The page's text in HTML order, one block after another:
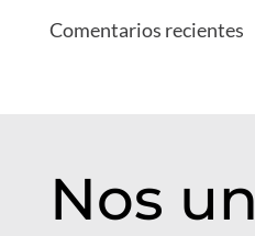
Comentarios recientes
Nos